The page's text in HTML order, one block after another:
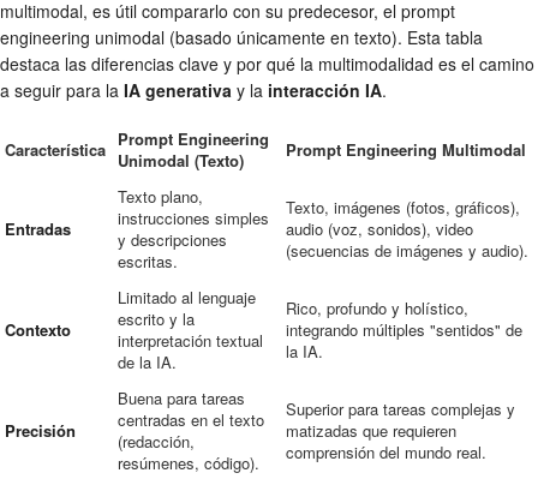
multimodal, es útil compararlo con su predecesor, el prompt
engineering unimodal (basado únicamente en texto). Esta tabla
destaca las diferencias clave y por qué la multimodalidad es el camino
a seguir para la IA generativa y la interacción IA.
Característica Prompt Engineering
Unimodal (Texto)
Prompt Engineering Multimodal
Entradas
Texto plano,
instrucciones simples
y descripciones
escritas.
Texto, imágenes (fotos, gráficos),
audio (voz, sonidos), video
(secuencias de imágenes y audio).
Contexto
Limitado al lenguaje
escrito y la
interpretación textual
de la IA.
Rico, profundo y holístico,
integrando múltiples "sentidos" de
la IA.
Precisión
Buena para tareas
centradas en el texto
(redacción,
resúmenes, código).
Superior para tareas complejas y
matizadas que requieren
comprensión del mundo real.